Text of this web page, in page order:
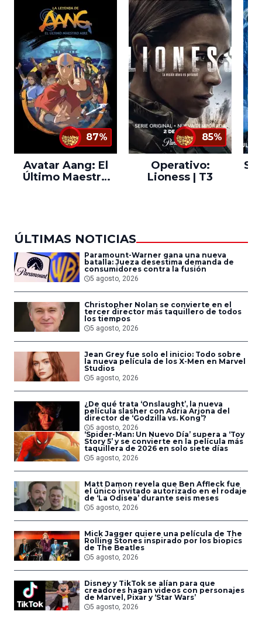
87%
Avatar Aang: El
Último Maestro
85%
Operativo:
Lioness | T3
ÚLTIMAS NOTICIAS
Paramount-Warner gana una nueva
batalla: Jueza desestima demanda de
consumidores contra la fusión
5 agosto, 2026
Christopher Nolan se convierte en el
tercer director más taquillero de todos
los tiempos
5 agosto, 2026
Jean Grey fue solo el inicio: Todo sobre
la nueva película de los X-Men en Marvel
Studios
5 agosto, 2026
¿De qué trata ‘Onslaught’, la nueva
película slasher con Adria Arjona del
director de ‘Godzilla vs. Kong’?
5 agosto, 2026
‘Spider-Man: Un Nuevo Día’ supera a ‘Toy
Story 5’ y se convierte en la película más
taquillera de 2026 en solo siete días
5 agosto, 2026
Matt Damon revela que Ben Affleck fue
el único invitado autorizado en el rodaje
de ‘La Odisea’ durante seis meses
5 agosto, 2026
Mick Jagger quiere una película de The
Rolling Stones inspirado por los biopics
de The Beatles
5 agosto, 2026
Disney y TikTok se alían para que
creadores hagan videos con personajes
de Marvel, Pixar y ‘Star Wars’
5 agosto, 2026